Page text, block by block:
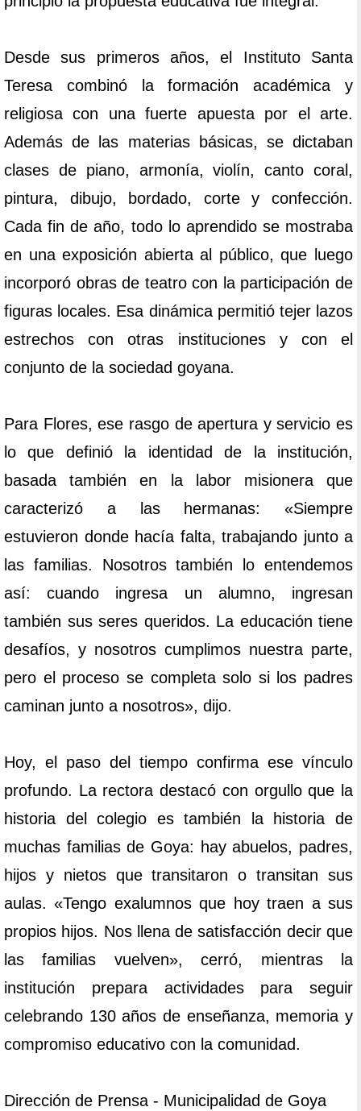
Desde sus primeros años, el Instituto Santa
Teresa combinó la formación académica y
religiosa con una fuerte apuesta por el arte.
Además de las materias básicas, se dictaban
clases de piano, armonía, violín, canto coral,
pintura, dibujo, bordado, corte y confección.
Cada fin de año, todo lo aprendido se mostraba
en una exposición abierta al público, que luego
incorporó obras de teatro con la participación de
figuras locales. Esa dinámica permitió tejer lazos
estrechos con otras instituciones y con el
conjunto de la sociedad goyana.
Para Flores, ese rasgo de apertura y servicio es
lo que definió la identidad de la institución,
basada también en la labor misionera que
caracterizó a las hermanas: «Siempre
estuvieron donde hacía falta, trabajando junto a
las familias. Nosotros también lo entendemos
así: cuando ingresa un alumno, ingresan
también sus seres queridos. La educación tiene
desafíos, y nosotros cumplimos nuestra parte,
pero el proceso se completa solo si los padres
caminan junto a nosotros», dijo.
Hoy, el paso del tiempo confirma ese vínculo
profundo. La rectora destacó con orgullo que la
historia del colegio es también la historia de
muchas familias de Goya: hay abuelos, padres,
hijos y nietos que transitaron o transitan sus
aulas. «Tengo exalumnos que hoy traen a sus
propios hijos. Nos llena de satisfacción decir que
las familias vuelven», cerró, mientras la
institución prepara actividades para seguir
celebrando 130 años de enseñanza, memoria y
compromiso educativo con la comunidad.
Dirección de Prensa - Municipalidad de Goya